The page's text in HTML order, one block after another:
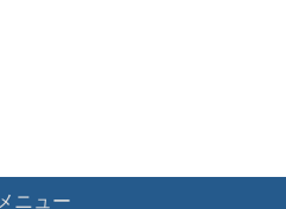
メニュー